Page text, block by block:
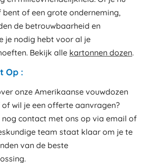
bent of een grote onderneming,
de betrouwbaarheid en
je nodig hebt voor al je
Bekijk alle kartonnen dozen.
Op :
onze Amerikaanse vouwdozen
wil je een offerte aanvragen?
contact met ons op via email of
team staat klaar om je te
van de beste